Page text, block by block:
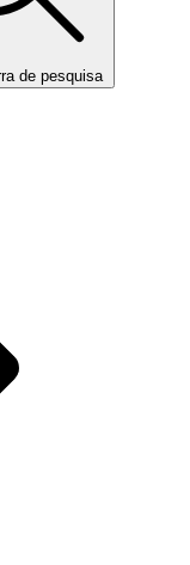
de pesquisa